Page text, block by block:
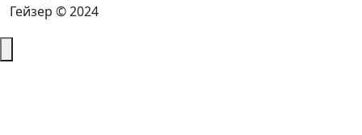
Гейзер © 2024